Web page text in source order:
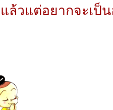
แล้วแต่อยากจะเป็